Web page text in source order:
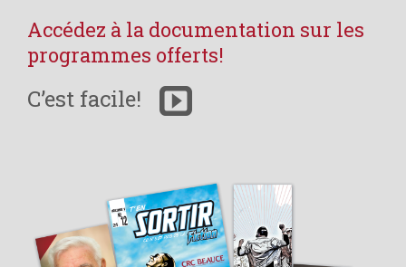
Accédez à la documentation sur les
programmes offerts!
C’est facile!